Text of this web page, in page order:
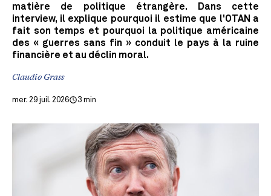
matière de politique étrangère. Dans cette
interview, il explique pourquoi il estime que l'OTAN a
fait son temps et pourquoi la politique américaine
des « guerres sans fin » conduit le pays à la ruine
financière et au déclin moral.
Claudio Grass
mer. 29 juil. 2026 3 min